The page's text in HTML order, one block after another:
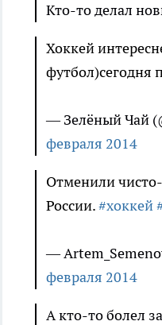
Кто-то делал
Хоккей
футбол)сегодня
— Зелёный Чай
февраля 2014
Отменили
России.#хоккей
—
февраля 2014
А кто-то болел